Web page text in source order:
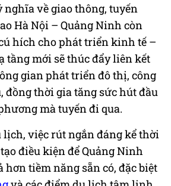
về giao thông, tuyến
Hà Nội – Quảng Ninh còn
hích cho phát triển kinh tế –
tầng mới sẽ thúc đẩy liên kết
gian phát triển đô thị, công
đồng thời gia tăng sức hút đầu
mà tuyến đi qua.
việc rút ngắn đáng kể thời
điều kiện để Quảng Ninh
tiềm năng sẵn có, đặc biệt